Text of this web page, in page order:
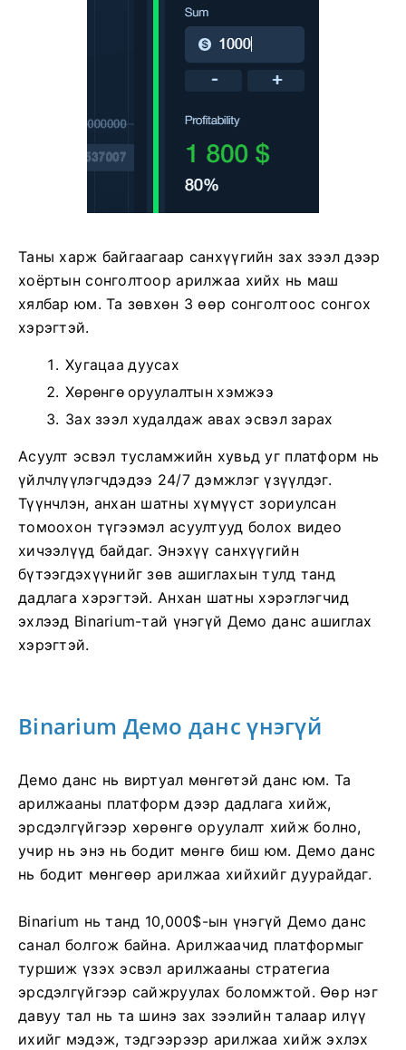
Таны харж байгаагаар санхүүгийн зах зээл дээр
хоёртын сонголтоор арилжаа хийх нь маш
хялбар юм. Та зөвхөн 3 өөр сонголтоос сонгох
хэрэгтэй.
Хугацаа дуусах
Хөрөнгө оруулалтын хэмжээ
Зах зээл худалдаж авах эсвэл зарах
Асуулт эсвэл тусламжийн хувьд уг платформ нь
үйлчлүүлэгчдэдээ 24/7 дэмжлэг үзүүлдэг.
Түүнчлэн, анхан шатны хүмүүст зориулсан
томоохон түгээмэл асуултууд болох видео
хичээлүүд байдаг. Энэхүү санхүүгийн
бүтээгдэхүүнийг зөв ашиглахын тулд танд
дадлага хэрэгтэй. Анхан шатны хэрэглэгчид
эхлээд Binarium-тай үнэгүй Демо данс ашиглах
хэрэгтэй.
Binarium Демо данс үнэгүй
Демо данс нь виртуал мөнгөтэй данс юм. Та
арилжааны платформ дээр дадлага хийж,
эрсдэлгүйгээр хөрөнгө оруулалт хийж болно,
учир нь энэ нь бодит мөнгө биш юм. Демо данс
нь бодит мөнгөөр ​​арилжаа хийхийг дуурайдаг.
Binarium нь танд 10,000$-ын үнэгүй Демо данс
санал болгож байна. Арилжаачид платформыг
туршиж үзэх эсвэл арилжааны стратегиа
эрсдэлгүйгээр сайжруулах боломжтой. Өөр нэг
давуу тал нь та шинэ зах зээлийн талаар илүү
ихийг мэдэж, тэдгээрээр арилжаа хийж эхлэх